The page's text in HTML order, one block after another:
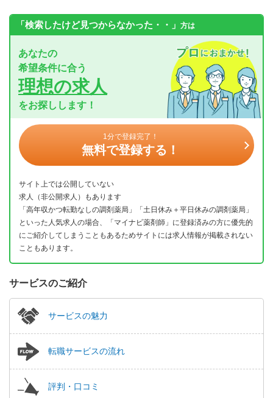
「検索したけど見つからなかった・・」 方は
あなたの
希望条件に合う
理想の求人
をお探しします！
1分で登録完了！
無料で登録する！
サイト上では公開していない
求人（非公開求人）もあります
「高年収かつ転勤なしの調剤薬局」「土日休み＋平日休みの調剤薬局」
といった人気求人の場合、「マイナビ薬剤師」に登録済みの方に優先的
にご紹介してしまうこともあるためサイトには求人情報が掲載されない
こともあります。
サービスのご紹介
サービスの魅力
転職サービスの流れ
評判・口コミ